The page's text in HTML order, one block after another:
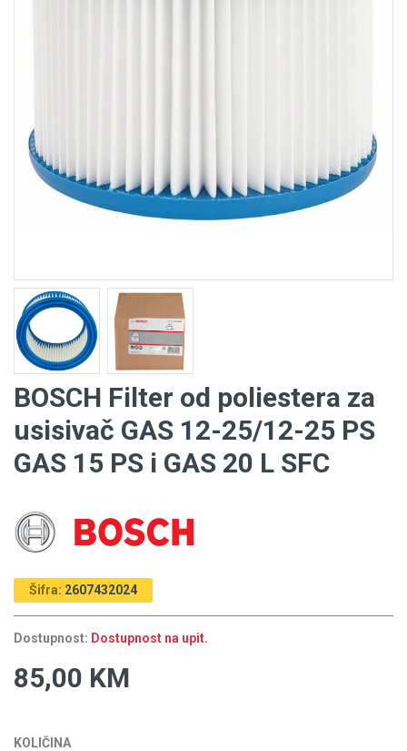
BOSCH Filter od poliestera za
usisivač GAS 12-25/12-25 PS
GAS 15 PS i GAS 20 L SFC
Šifra: 2607432024
Dostupnost: Dostupnost na upit.
85,00 KM
KOLIČINA